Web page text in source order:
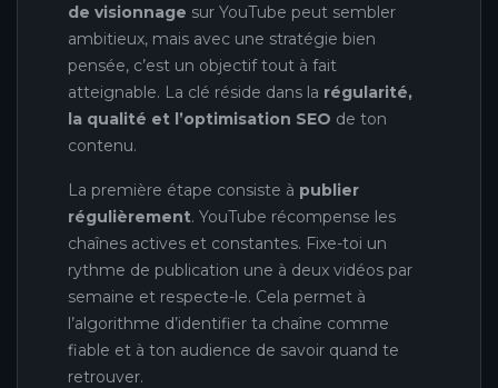
de visionnage sur YouTube peut sembler
ambitieux, mais avec une stratégie bien
pensée, c’est un objectif tout à fait
atteignable. La clé réside dans la régularité,
la qualité et l’optimisation SEO de ton
contenu.
La première étape consiste à publier
régulièrement. YouTube récompense les
chaînes actives et constantes. Fixe-toi un
rythme de publication une à deux vidéos par
semaine et respecte-le. Cela permet à
l’algorithme d’identifier ta chaîne comme
fiable et à ton audience de savoir quand te
retrouver.